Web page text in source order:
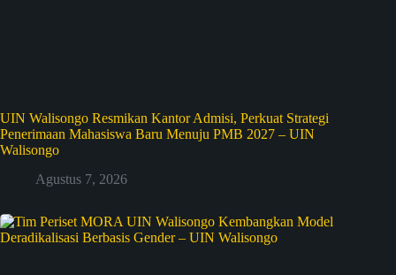
UIN Walisongo Resmikan Kantor Admisi, Perkuat Strategi
Penerimaan Mahasiswa Baru Menuju PMB 2027 – UIN
Walisongo
Agustus 7, 2026